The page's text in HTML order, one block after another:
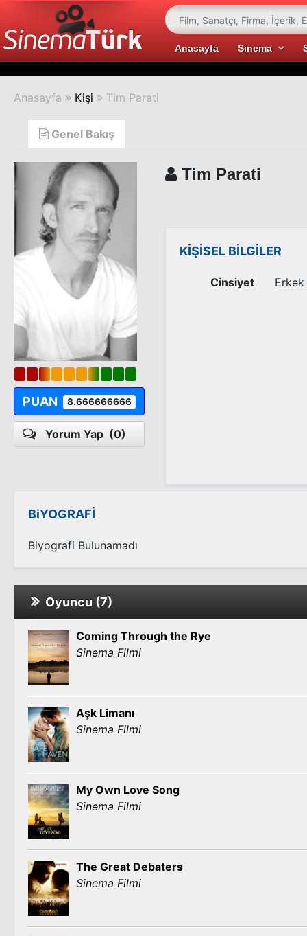
Anasayfa Sinema
Anasayfa Kişi Tim Parati
Genel Bakış
PUAN 8.666666666
Yorum Yap (0)
Tim Parati
KİŞİSEL BİLGİLER
Cinsiyet Erkek
BiYOGRAFİ
Biyografi Bulunamadı
Oyuncu (7)
Coming Through the Rye
Sinema Filmi
Aşk Limanı
Sinema Filmi
My Own Love Song
Sinema Filmi
The Great Debaters
Sinema Filmi